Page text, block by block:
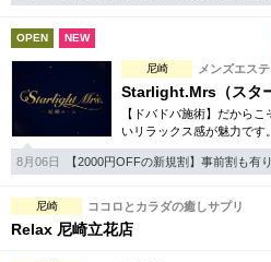
OPEN NEW
尼崎 メンズエス
Starlight.Mrs（スタ
【ドバドバ施術】だから
いリラックス感が魅力です
けの特別な時間を演出。尼
しなら、ぜひ。
8月06日 【2000円OFFの新規割】事前割も有り
尼崎 ココロとカラダの癒しサプリ
Relax 尼崎立花店